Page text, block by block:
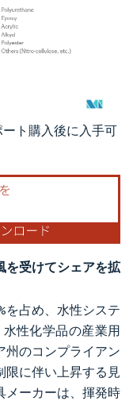
の表示が必要です。
ト購入後に入手可
を受けてシェアを拡
を占め、水性システ
水性化学品の産業用
州のコンプライアン
限に伴い上昇する見
メーカーは、揮発時